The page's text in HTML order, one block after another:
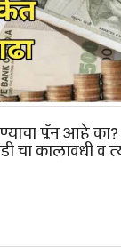
प्लॅन आहे का?
चा कालावधी व